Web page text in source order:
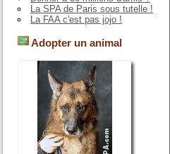
La SPA de Paris sous tutelle !
La FAA c'est pas jojo !
Adopter un animal